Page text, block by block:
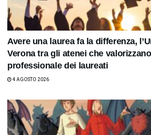
Avere una laurea fa la differenza,
Verona tra gli atenei che
professionale dei laureati
4 AGOSTO 2026